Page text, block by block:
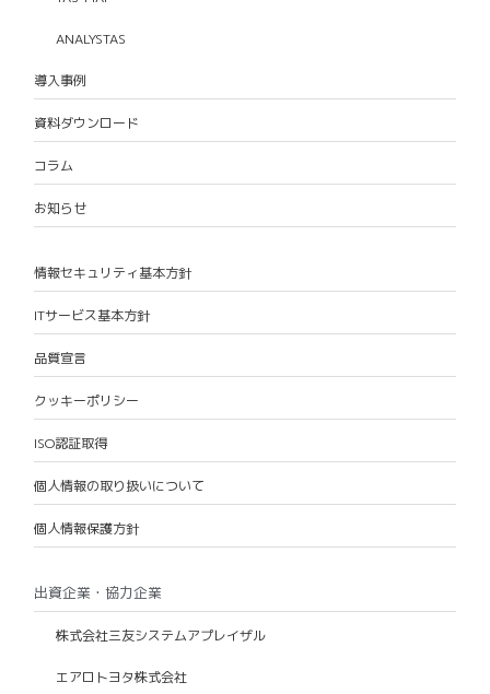
ANALYSTAS
導入事例
資料ダウンロード
コラム
お知らせ
情報セキュリティ基本方針
ITサービス基本方針
品質宣言
クッキーポリシー
ISO認証取得
個人情報の取り扱いについて
個人情報保護方針
出資企業・協力企業
株式会社三友システムアプレイザル
エアロトヨタ株式会社